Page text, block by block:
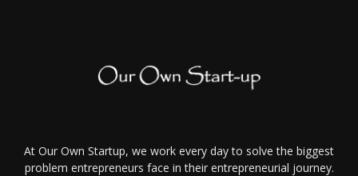
At Our Own Startup, we work every day to solve the biggest
problem entrepreneurs face in their entrepreneurial journey.